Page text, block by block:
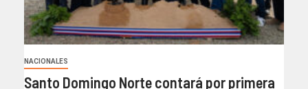
NACIONALES
Santo Domingo Norte contará por primera